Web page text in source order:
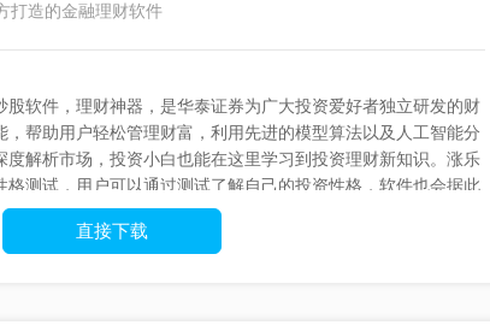
打造的金融理财软件
软件，理财神器，是华泰证券为广大投资爱好者独立研发的财
帮助用户轻松管理财富，利用先进的模型算法以及人工智能分
解析市场，投资小白也能在这里学习到投资理财新知识。涨乐
格测试，用户可以通过测试了解自己的投资性格，软件也会据此
直接下载